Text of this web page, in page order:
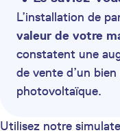
L’installation de
valeur de votre
constatent une
de vente d’un
photovoltaïque.
Utilisez notre